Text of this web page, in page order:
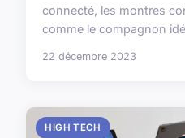
connecté, les montres
comme le compagnon
22 décembre 2023
HIGH TECH